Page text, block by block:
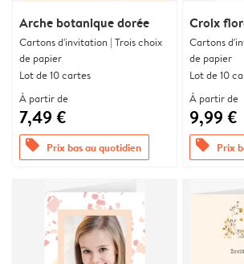
Arche botanique dorée
Cartons d'invitation | Trois choix
de papier
Lot de 10 cartes
À partir de
7,49 €
offers Prix bas au quotidien
Croix
Cartons
de papier
Lot de 10
À partir de
9,99 €
offers Prix